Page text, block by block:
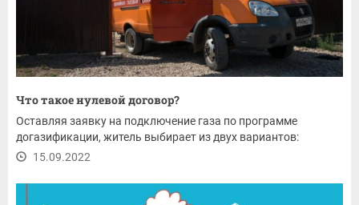
Что такое нулевой договор?
Оставляя заявку на подключение газа по программе
догазификации, житель выбирает из двух вариантов:
15.09.2022